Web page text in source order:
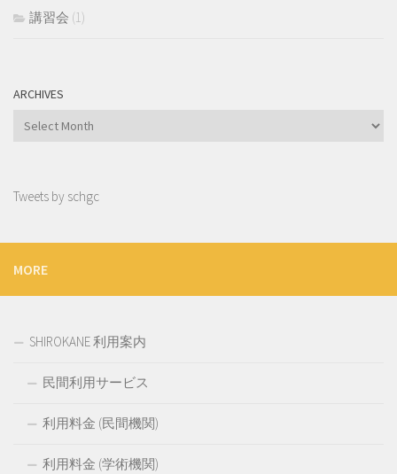
講習会 (1)
ARCHIVES
Archives
Tweets by schgc
MORE
SHIROKANE 利用案内
民間利用サービス
利用料金 (民間機関)
利用料金 (学術機関)